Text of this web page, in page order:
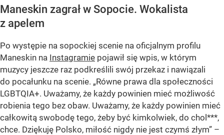
Maneskin zagrał w Sopocie. Wokalista
z apelem
Po występie na sopockiej scenie na oficjalnym profilu
Maneskin na Instagramie pojawił się wpis, w którym
muzycy jeszcze raz podkreślili swój przekaz i nawiązali
do pocałunku na scenie. „Równe prawa dla społeczności
LGBTQIA+. Uważamy, że każdy powinien mieć możliwość
robienia tego bez obaw. Uważamy, że każdy powinien mieć
całkowitą swobodę tego, żeby być kimkolwiek, do chol***,
chce. Dziękuję Polsko, miłość nigdy nie jest czymś złym” –